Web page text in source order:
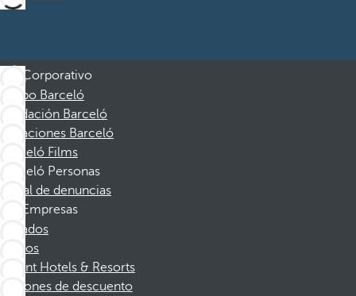
Corporativo
Grupo Barceló
Fundación Barceló
Vacaciones Barceló
Barceló Films
Barceló Personas
Canal de denuncias
Empresas
Afiliados
Socios
Dorint Hotels & Resorts
Cupones de descuento